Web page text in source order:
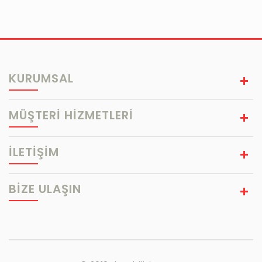
KURUMSAL
MÜŞTERİ HİZMETLERİ
İLETİŞİM
BIZE ULAŞIN